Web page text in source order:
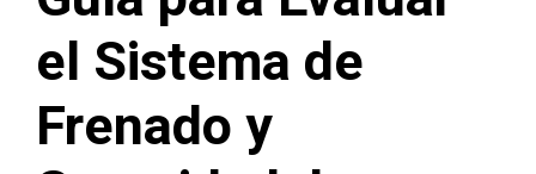
el Sistema de
Frenado y